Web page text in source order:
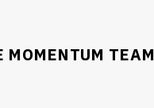
MOMENTUM TEAM